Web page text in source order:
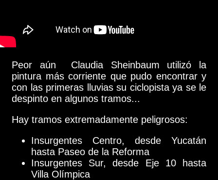
Peor aún Claudia Sheinbaum utilizó la
pintura más corriente que pudo encontrar y
con las primeras lluvias su ciclopista ya se le
despinto en algunos tramos...
Hay tramos extremadamente peligrosos:
Insurgentes Centro, desde Yucatán
hasta Paseo de la Reforma
Insurgentes Sur, desde Eje 10 hasta
Villa Olímpica